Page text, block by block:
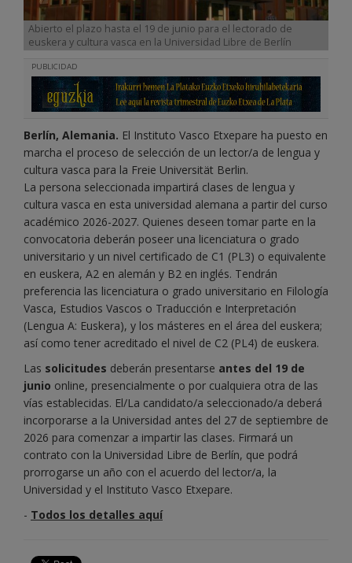
Abierto el plazo hasta el 19 de junio para el lectorado de
euskera y cultura vasca en la Universidad Libre de Berlín
PUBLICIDAD
Berlín, Alemania. El Instituto Vasco Etxepare ha puesto en
marcha el proceso de selección de un lector/a de lengua y
cultura vasca para la Freie Universität Berlin.
La persona seleccionada impartirá clases de lengua y
cultura vasca en esta universidad alemana a partir del curso
académico 2026-2027. Quienes deseen tomar parte en la
convocatoria deberán poseer una licenciatura o grado
universitario y un nivel certificado de C1 (PL3) o equivalente
en euskera, A2 en alemán y B2 en inglés. Tendrán
preferencia las licenciatura o grado universitario en Filología
Vasca, Estudios Vascos o Traducción e Interpretación
(Lengua A: Euskera), y los másteres en el área del euskera;
así como tener acreditado el nivel de C2 (PL4) de euskera.
Las solicitudes deberán presentarse antes del 19 de
junio online, presencialmente o por cualquiera otra de las
vías establecidas. El/La candidato/a seleccionado/a deberá
incorporarse a la Universidad antes del 27 de septiembre de
2026 para comenzar a impartir las clases. Firmará un
contrato con la Universidad Libre de Berlín, que podrá
prorrogarse un año con el acuerdo del lector/a, la
Universidad y el Instituto Vasco Etxepare.
- Todos los detalles aquí